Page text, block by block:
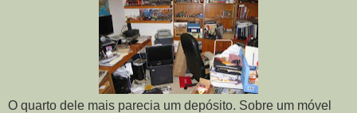
O quarto dele mais parecia um depósito. Sobre um móvel